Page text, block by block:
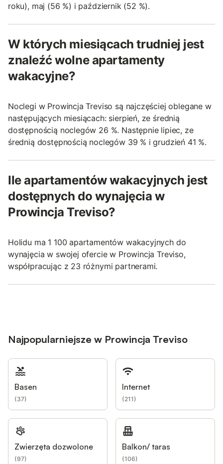
roku), maj (56 %) i październik (52 %).
W których miesiącach trudniej jest
znaleźć wolne apartamenty
wakacyjne?
Noclegi w Prowincja Treviso są najczęściej oblegane w
następujących miesiącach: sierpień, ze średnią
dostępnością noclegów 26 %. Następnie lipiec, ze
średnią dostępnością noclegów 39 % i grudzień 41 %.
Ile apartamentów wakacyjnych jest
dostępnych do wynajęcia w
Prowincja Treviso?
Holidu ma 1 100 apartamentów wakacyjnych do
wynajęcia w swojej ofercie w Prowincja Treviso,
współpracując z 23 różnymi partnerami.
Najpopularniejsze w Prowincja Treviso
Basen
(37)
Internet
(211)
Zwierzęta dozwolone
(97)
Balkon/ taras
(106)